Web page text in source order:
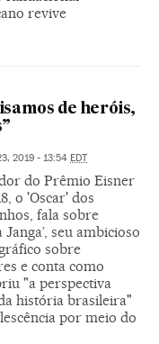
revive
de heróis,
2019 - 13:54 EDT
do Prêmio Eisner
o 'Oscar' dos
fala sobre
Janga’, seu ambicioso
sobre
e conta como
"a perspectiva
história brasileira"
por meio do